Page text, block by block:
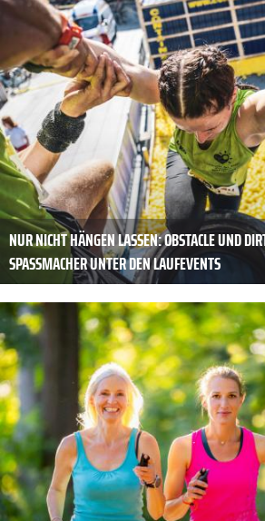
NUR NICHT HÄNGEN LASSEN: OBSTACLE UND
SPASSMACHER UNTER DEN LAUFEVENTS